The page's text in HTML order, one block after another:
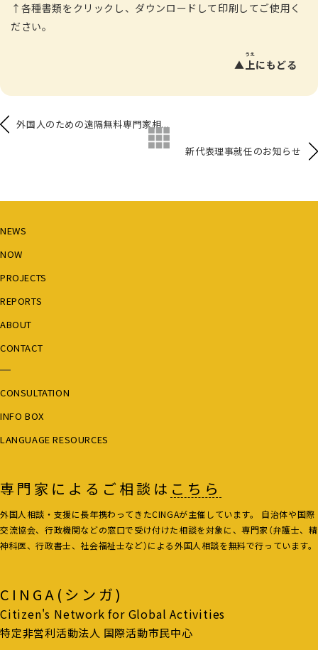
↑各種書類をクリックし、ダウンロードして印刷してご使用く
ださい。
▲上
うえ
にもどる
外国人のための遠隔無料専門家相...
新代表理事就任のお知らせ
NEWS
NOW
PROJECTS
REPORTS
ABOUT
CONTACT
CONSULTATION
INFO BOX
LANGUAGE RESOURCES
CINGA(シンガ)
Citizen's Network for Global Activities
特定非営利活動法人 国際活動市民中心
専門家によるご相談は こちら
外国人相談・支援に長年携わってきたCINGAが主催しています。 自治体や国際
交流協会、行政機関などの窓口で受け付けた相談を対象に、専門家（弁護士、精
神科医、行政書士、社会福祉士など）による外国人相談を無料で行っています。